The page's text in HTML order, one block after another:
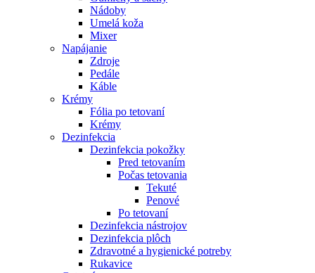
Nádoby
Umelá koža
Mixer
Napájanie
Zdroje
Pedále
Káble
Krémy
Fólia po tetovaní
Krémy
Dezinfekcia
Dezinfekcia pokožky
Pred tetovaním
Počas tetovania
Tekuté
Penové
Po tetovaní
Dezinfekcia nástrojov
Dezinfekcia plôch
Zdravotné a hygienické potreby
Rukavice